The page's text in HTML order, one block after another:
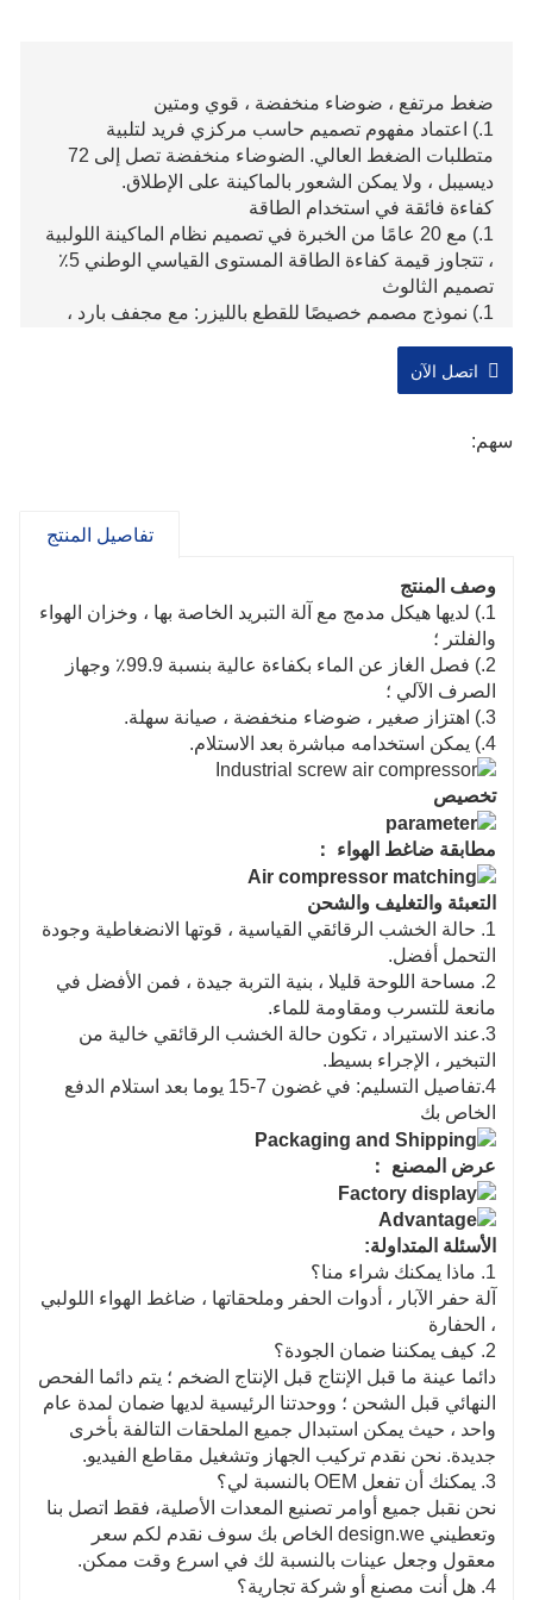
ضغط مرتفع ، ضوضاء منخفضة ، قوي ومتين
1.) اعتماد مفهوم تصميم حاسب مركزي فريد لتلبية
متطلبات الضغط العالي. الضوضاء منخفضة تصل إلى 72
ديسيبل ، ولا يمكن الشعور بالماكينة على الإطلاق.
كفاءة فائقة في استخدام الطاقة
1.) مع 20 عامًا من الخبرة في تصميم نظام الماكينة اللولبية
، تتجاوز قيمة كفاءة الطاقة المستوى القياسي الوطني 5٪
تصميم الثالوث
1.) نموذج مصمم خصيصًا للقطع بالليزر: مع مجفف بارد ،
الاستيلاء عليه مباشرة.
تصميم مبتكر
ابتكار تكنولوجيا الهواء المضغوط.
اتصل الآن
سهم:
تفاصيل المنتج
وصف المنتج
1.) لديها هيكل مدمج مع آلة التبريد الخاصة بها ، وخزان الهواء
والفلتر ؛
2.) فصل الغاز عن الماء بكفاءة عالية بنسبة 99.9٪ وجهاز
الصرف الآلي ؛
3.) اهتزاز صغير ، ضوضاء منخفضة ، صيانة سهلة.
4.) يمكن استخدامه مباشرة بعد الاستلام.
تخصيص
مطابقة ضاغط الهواء ：
التعبئة والتغليف والشحن
1. حالة الخشب الرقائقي القياسية ، قوتها الانضغاطية وجودة
التحمل أفضل.
2. مساحة اللوحة قليلا ، بنية التربة جيدة ، فمن الأفضل في
مانعة للتسرب ومقاومة للماء.
3.عند الاستيراد ، تكون حالة الخشب الرقائقي خالية من
التبخير ، الإجراء بسيط.
4.تفاصيل التسليم: في غضون 7-15 يوما بعد استلام الدفع
الخاص بك
عرض المصنع ：
الأسئلة المتداولة:
1. ماذا يمكنك شراء منا؟
آلة حفر الآبار ، أدوات الحفر وملحقاتها ، ضاغط الهواء اللولبي
، الحفارة
2. كيف يمكننا ضمان الجودة؟
دائما عينة ما قبل الإنتاج قبل الإنتاج الضخم ؛ يتم دائما الفحص
النهائي قبل الشحن ؛ ووحدتنا الرئيسية لديها ضمان لمدة عام
واحد ، حيث يمكن استبدال جميع الملحقات التالفة بأخرى
جديدة. نحن نقدم تركيب الجهاز وتشغيل مقاطع الفيديو.
3. يمكنك أن تفعل OEM بالنسبة لي؟
نحن نقبل جميع أوامر تصنيع المعدات الأصلية، فقط اتصل بنا
وتعطيني design.we الخاص بك سوف نقدم لكم سعر
معقول وجعل عينات بالنسبة لك في اسرع وقت ممكن.
4. هل أنت مصنع أو شركة تجارية؟